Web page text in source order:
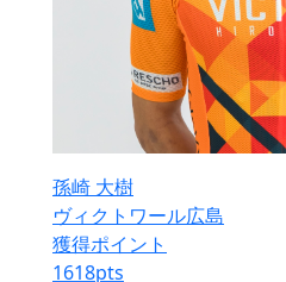
孫崎 大樹
ヴィクトワール広島
獲得ポイント
1618pts